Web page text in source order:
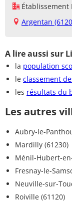
Argentan
A lire aussi sur
la population
le classement
les résultats du
Les autres
Aubry-le-
Mardilly (61230)
Ménil-Hubert-
Fresnay-le-
Neuville-sur-
Roiville (61120)